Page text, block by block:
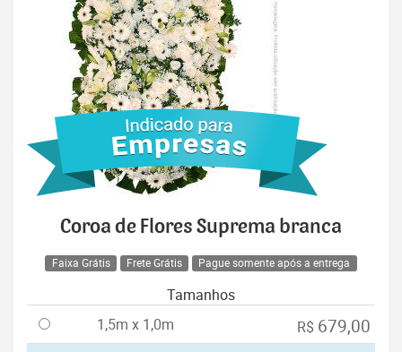
Coroa de Flores Suprema branca
Faixa Grátis Frete Grátis Pague somente após a entrega
Tamanhos
1,5m x 1,0m
R$ 679,00